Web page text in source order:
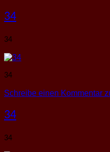
34
34
34
Schreibe einen Kommentar
34
34